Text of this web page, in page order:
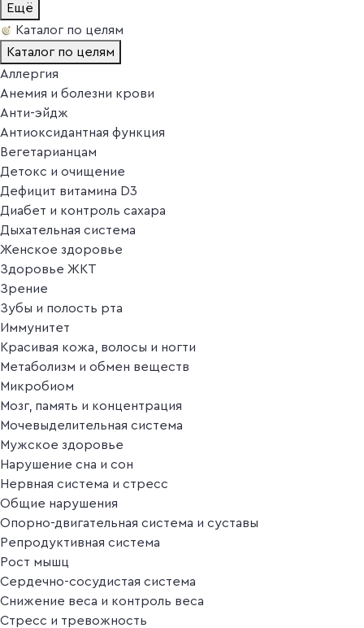
Ещё
Каталог по целям
Каталог по целям
Аллергия
Анемия и болезни крови
Анти-эйдж
Антиоксидантная функция
Вегетарианцам
Детокс и очищение
Дефицит витамина D3
Диабет и контроль сахара
Дыхательная система
Женское здоровье
Здоровье ЖКТ
Зрение
Зубы и полость рта
Иммунитет
Красивая кожа, волосы и ногти
Метаболизм и обмен веществ
Микробиом
Мозг, память и концентрация
Мочевыделительная система
Мужское здоровье
Нарушение сна и сон
Нервная система и стресс
Общие нарушения
Опорно-двигательная система и суставы
Репродуктивная система
Рост мышц
Сердечно-сосудистая система
Снижение веса и контроль веса
Стресс и тревожность